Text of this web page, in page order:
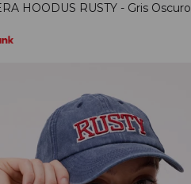
HOODUS RUSTY - Gris Oscuro